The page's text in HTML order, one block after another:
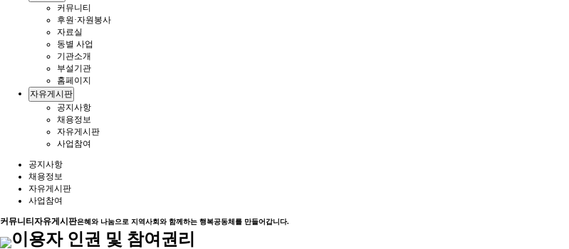
커뮤니티
후원·자원봉사
자료실
동별 사업
기관소개
부설기관
홈페이지
자유게시판
공지사항
채용정보
자유게시판
사업참여
공지사항
채용정보
자유게시판
사업참여
커뮤니티 자유게시판은혜와 나눔으로 지역사회와 함께하는 행복공동체를 만들어갑니다.
이용자 인권 및 참여권리